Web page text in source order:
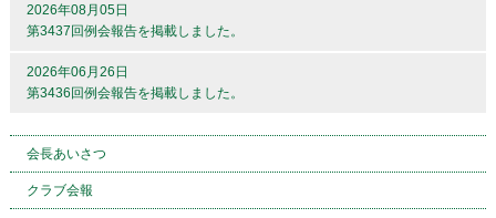
2026年08月05日
第3437回例会報告を掲載しました。
2026年06月26日
第3436回例会報告を掲載しました。
会長あいさつ
クラブ会報